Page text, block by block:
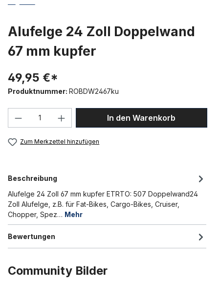
Alufelge 24 Zoll Doppelwand
67 mm kupfer
49,95 €*
Produktnummer: ROBDW2467ku
Produkt Anzahl: Gib den gewünschten
In den Warenkorb
Zum Merkzettel hinzufügen
Beschreibung
Alufelge 24 Zoll 67 mm kupfer ETRTO: 507 Doppelwand24
Zoll Alufelge, z.B. für Fat-Bikes, Cargo-Bikes, Cruiser,
Chopper, Spez… Mehr
Bewertungen
Community Bilder